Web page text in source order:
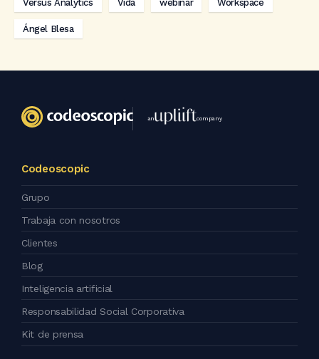
Versus Analytics Vida webinar Workspace
Ángel Blesa
an company
Codeoscopic
Grupo
Trabaja con nosotros
Clientes
Blog
Inteligencia artificial
Responsabilidad Social Corporativa
Kit de prensa